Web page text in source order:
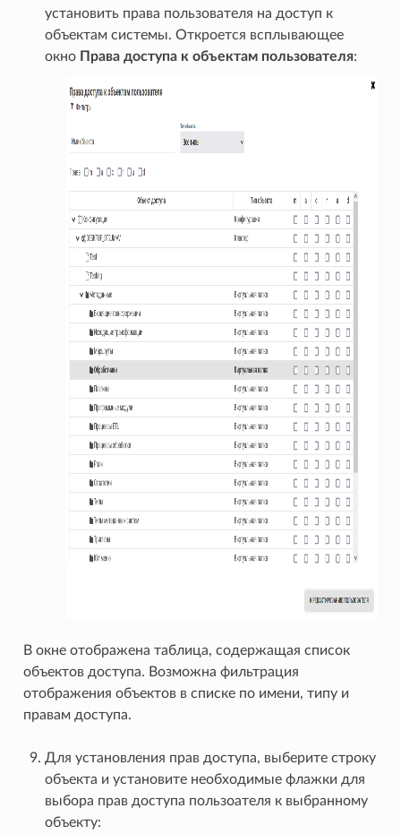
установить права пользователя на доступ к
объектам системы. Откроется всплывающее
окно Права доступа к объектам пользователя:
В окне отображена таблица, содержащая список
объектов доступа. Возможна фильтрация
отображения объектов в списке по имени, типу и
правам доступа.
Для установления прав доступа, выберите строку
объекта и установите необходимые флажки для
выбора прав доступа пользоателя к выбранному
объекту: